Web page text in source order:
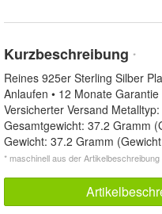
Kurzbeschreibung *
Reines 925er Sterling Silber
Anlaufen • 12 Monate
Versicherter Versand
Gesamtgewicht: 37.2 Gramm
Gewicht: 37.2 Gramm
* maschinell aus der